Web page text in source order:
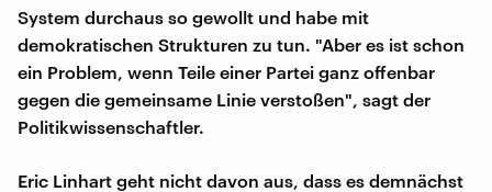
System durchaus so gewollt und habe mit
demokratischen Strukturen zu tun. "Aber es ist schon
ein Problem, wenn Teile einer Partei ganz offenbar
gegen die gemeinsame Linie verstoßen", sagt der
Politikwissenschaftler.
Eric Linhart geht nicht davon aus, dass es demnächst